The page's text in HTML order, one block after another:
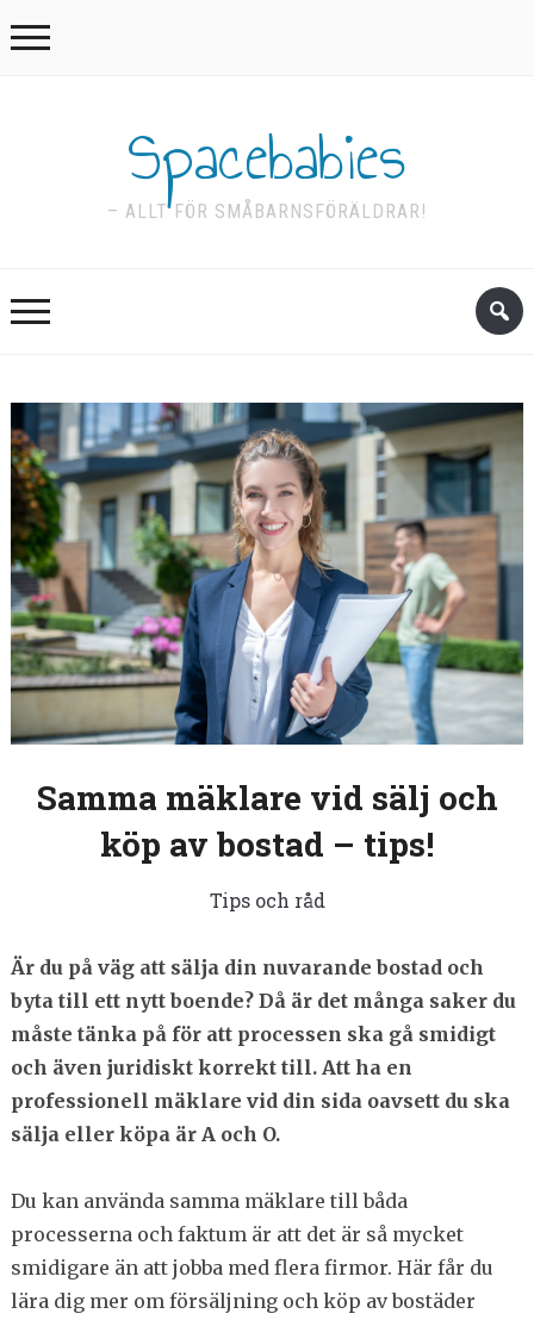
Spacebabies
– ALLT FÖR SMÅBARNSFÖRÄLDRAR!
Samma mäklare vid sälj och
köp av bostad – tips!
Tips och råd
Är du på väg att sälja din nuvarande bostad och
byta till ett nytt boende? Då är det många saker du
måste tänka på för att processen ska gå smidigt
och även juridiskt korrekt till. Att ha en
professionell mäklare vid din sida oavsett du ska
sälja eller köpa är A och O.
Du kan använda samma mäklare till båda
processerna och faktum är att det är så mycket
smidigare än att jobba med flera firmor. Här får du
lära dig mer om försäljning och köp av bostäder